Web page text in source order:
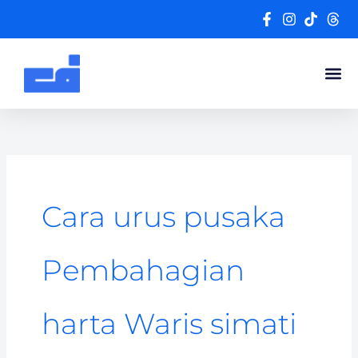
Cara urus pusaka
Pembahagian
harta Waris simati